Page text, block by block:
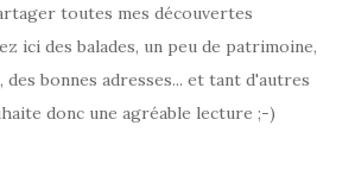
toutes mes découvertes
ici des balades, un peu de patrimoine,
bonnes adresses... et tant d'autres
donc une agréable lecture ;-)